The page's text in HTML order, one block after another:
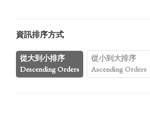
資訊排序方式
從大到小排序
Descending Orders
從小到大排序
Ascending Orders